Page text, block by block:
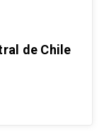
de Chile